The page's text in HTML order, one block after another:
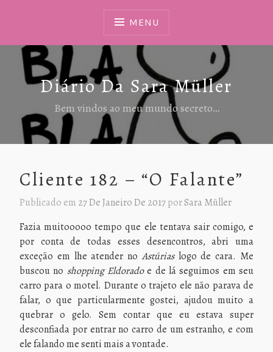
MENU
Diário Da Sara Müller
Bem vindos ao meu mundo secreto…
Cliente 182 – “O Falante”
Publicado em 27 De Janeiro De 2017porSara Müller
Fazia muitooooo tempo que ele tentava sair comigo, e
por conta de todas esses desencontros, abri uma
exceção em lhe atender no Astúriaslogo de cara. Me
buscou no shopping Eldoradoe de lá seguimos em seu
carro para o motel. Durante o trajeto ele não parava de
falar, o que particularmente gostei, ajudou muito a
quebrar o gelo. Sem contar que eu estava super
desconfiada por entrar no carro de um estranho, e com
ele falando me senti mais a vontade.